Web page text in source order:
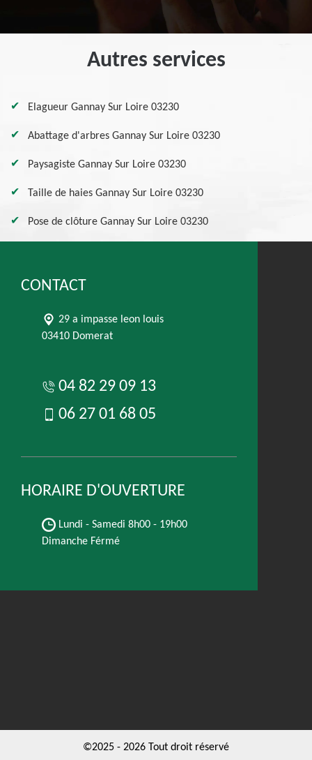
Autres services
Elagueur Gannay Sur Loire 03230
Abattage d'arbres Gannay Sur Loire 03230
Paysagiste Gannay Sur Loire 03230
Taille de haies Gannay Sur Loire 03230
Pose de clôture Gannay Sur Loire 03230
CONTACT
29 a impasse leon louis
03410 Domerat
04 82 29 09 13
06 27 01 68 05
HORAIRE D'OUVERTURE
Lundi - Samedi 8h00 - 19h00
Dimanche Férmé
©2025 - 2026 Tout droit réservé